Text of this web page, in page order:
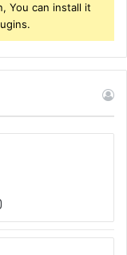
You can install it